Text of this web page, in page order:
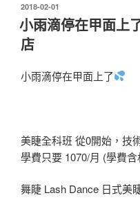
發
佈
於
2018-02-01
小雨滴停在甲面上
店
小雨滴停在甲面上了
美睫全科班 從0開始，技
學費只要 1070/月 (學費
舞睫 Lash Dance 日式美